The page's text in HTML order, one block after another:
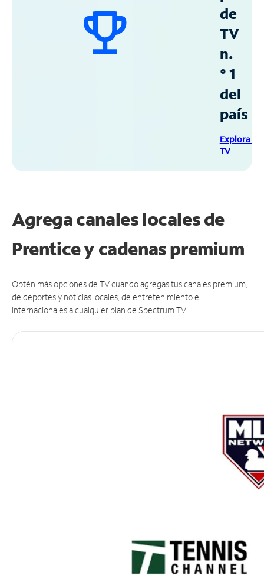
de
TV
n.
° 1
del
país
Explora
TV
Agrega canales locales de
Prentice y cadenas premium
Obtén más opciones de TV cuando agregas tus canales premium,
de deportes y noticias locales, de entretenimiento e
internacionales a cualquier plan de Spectrum TV.